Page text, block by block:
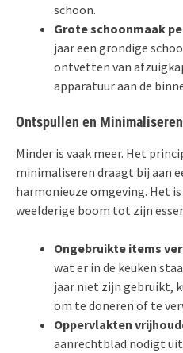
schoon.
Grote schoonmaak
jaar een grondige
ontvetten van
apparatuur aan de
Ontspullen en Minimaliseren
Minder is vaak meer. Het
minimaliseren draagt bij aan
harmonieuze omgeving. Het
weelderige boom tot zijn
Ongebruikte items
wat er in de keuken
jaar niet zijn gebruikt,
om te doneren of te
Oppervlakten
aanrechtblad nodigt